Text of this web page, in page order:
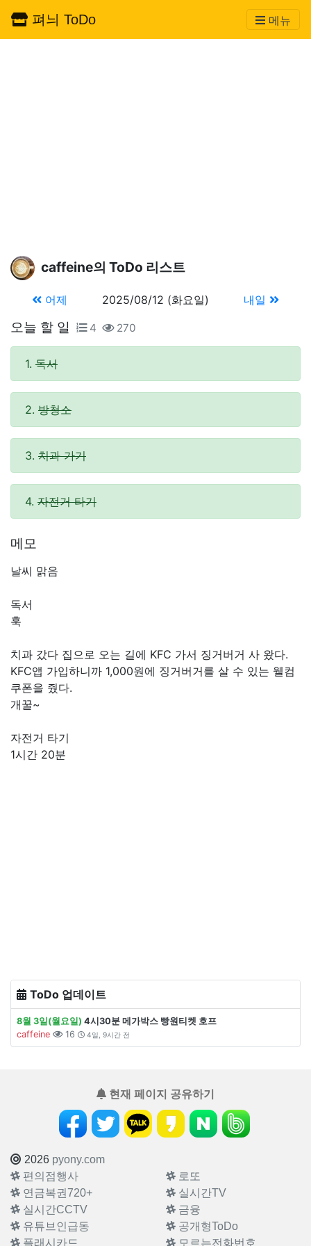
펴늬 ToDo 메뉴
caffeine의 ToDo 리스트
어제 2025/08/12 (화요일) 내일
오늘 할 일 4 270
1. 독서
2. 방청소
3. 치과 가기
4. 자전거 타기
메모
날씨 맑음
독서
훅
치과 갔다 집으로 오는 길에 KFC 가서 징거버거 사 왔다.
KFC앱 가입하니까 1,000원에 징거버거를 살 수 있는 웰컴
쿠폰을 줬다.
개꿀~
자전거 타기
1시간 20분
ToDo 업데이트
8월 3일(월요일) 4시30분 메가박스 빵원티켓 호프
caffeine
16 4일, 9시간 전
현재 페이지 공유하기
2026 pyony.com
편의점행사
로또
연금복권720+
실시간TV
실시간CCTV
금융
유튜브인급동
공개형ToDo
플래시카드
모르는전화번호